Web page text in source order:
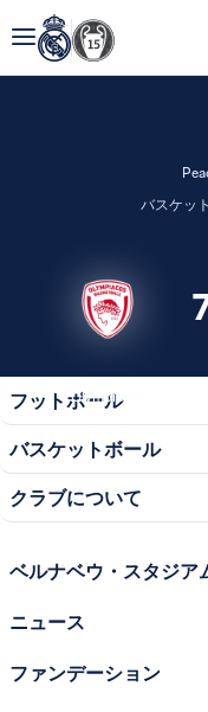
バスケッ
Olympiacos
フットボール
バスケットボール
クラブについて
ベルナベウ・スタジア
ニュース
ファンデーション